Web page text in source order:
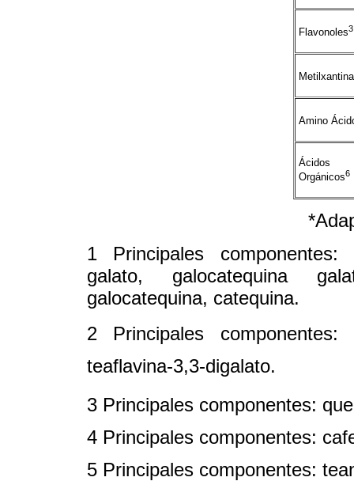
Flavonoles3
Amino
Ácidos
Orgánicos6
1 Principales componentes:
galato, galocatequina
galocatequina, catequina.
2 Principales componentes:
teaflavina-3,3-digalato.
3 Principales componentes:
4 Principales componentes:
5 Principales componentes: